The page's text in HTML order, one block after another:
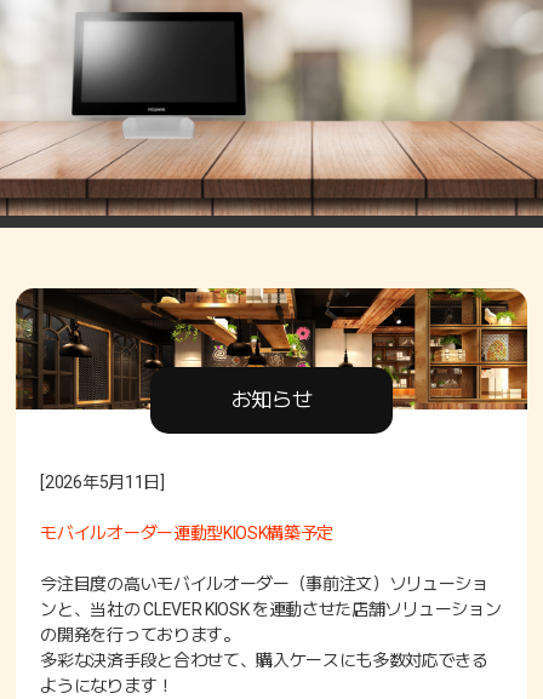
お知らせ
[2026年5月11日]
モバイルオーダー連動型KIOSK構築予定
今注目度の高いモバイルオーダー（事前注文）ソリューショ
ンと、当社の CLEVER KIOSK を連動させた店舗ソリューション
の開発を行っております。
多彩な決済手段と合わせて、購入ケースにも多数対応できる
ようになります！